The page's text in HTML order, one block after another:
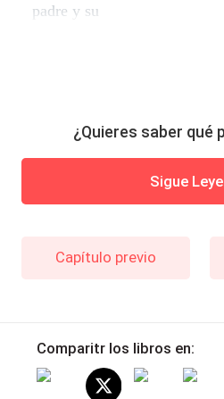
padre y su
¿Quieres saber qué
Sigue
Capítulo previo
Comparitr los libros en: